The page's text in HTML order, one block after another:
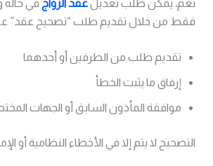
نعم، يمكن طلب تعديلعقد الزواج في حالة
فقط من خلال تقديم طلب “تصحيح عقد”
تقديم طلب من الطرفين أو أحدهما
إرفاق ما يثبت الخطأ
موافقة المأذون السابق أو الجهات
التصحيح لا يتم إلا في الأخطاء النظامية أو